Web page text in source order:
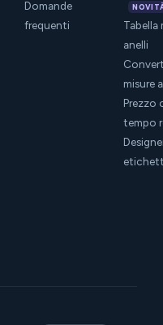
Domande
frequenti
Tabella
anelli
misure
Prezzo
tempo